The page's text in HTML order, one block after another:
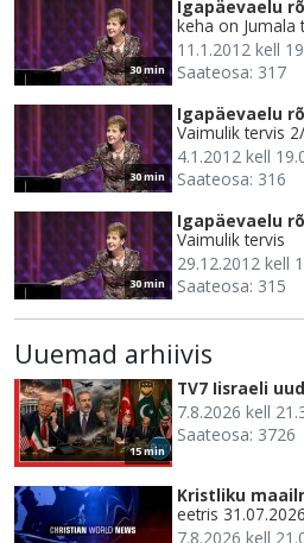
30 min
Igapäevaelu
keha on Jumala
11.1.2012 kell
Saateosa: 317
30 min
Igapäevaelu
Vaimulik tervis
4.1.2012 kell
Saateosa: 316
30 min
Igapäevaelu
Vaimulik tervis
29.12.2012 kell
Saateosa: 315
Uuemad arhiivis
15 min
TV7 Iisraeli
7.8.2026 kell
Saateosa: 3726
Kristliku
eetris 31.07.2026
7.8.2026 kell